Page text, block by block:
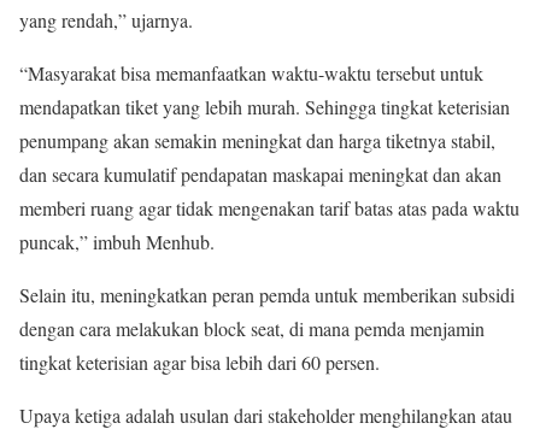
yang rendah,” ujarnya.
“Masyarakat bisa memanfaatkan waktu-waktu tersebut untuk
mendapatkan tiket yang lebih murah. Sehingga tingkat keterisian
penumpang akan semakin meningkat dan harga tiketnya stabil,
dan secara kumulatif pendapatan maskapai meningkat dan akan
memberi ruang agar tidak mengenakan tarif batas atas pada waktu
puncak,” imbuh Menhub.
Selain itu, meningkatkan peran pemda untuk memberikan subsidi
dengan cara melakukan block seat, di mana pemda menjamin
tingkat keterisian agar bisa lebih dari 60 persen.
Upaya ketiga adalah usulan dari stakeholder menghilangkan atau